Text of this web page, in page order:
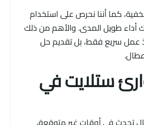
كما أننا نحرص على استخدام
طويل المدى. والأهم من ذلك
عمل سريع فقط، بل تقديم حل
ستلايت في